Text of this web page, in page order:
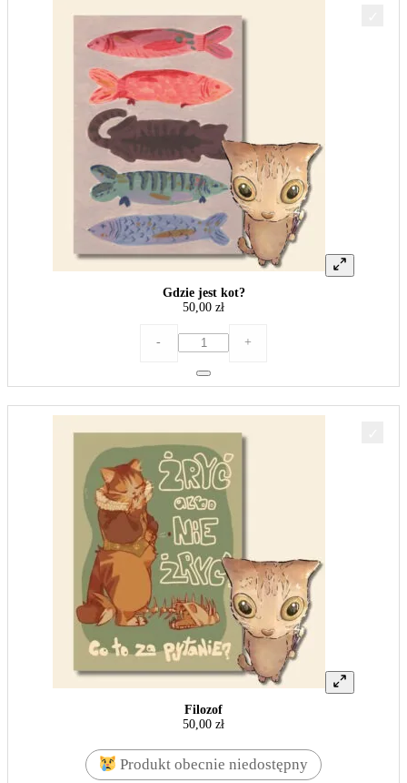
Gdzie jest kot?
50,00 zł
-
Gdzie
kot?
+
Filozof
50,00 zł
Produkt obecnie niedostępny